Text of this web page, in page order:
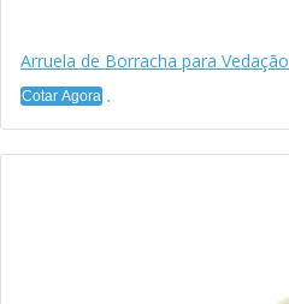
Arruela de Borracha para Vedação
Cotar Agora